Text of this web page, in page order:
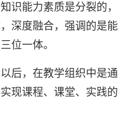
识能力素质是分裂的，
深度融合，强调的是能
位一体。
后，在教学组织中是通
现课程、课堂、实践的